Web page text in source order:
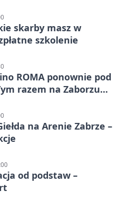
skarby masz w
szkolenie
ROMA ponownie pod
razem na Zaborzu
na Arenie Zabrze –
od podstaw –